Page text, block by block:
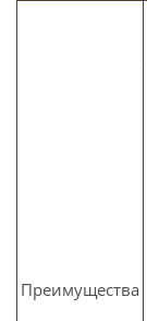
Преимущества